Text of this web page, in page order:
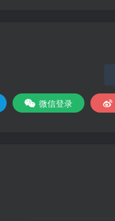
微信登录